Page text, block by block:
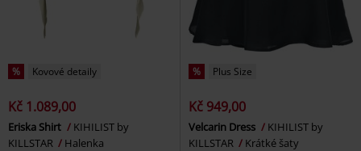
% Kovové detaily
Kč 1.089,00
Eriska Shirt
KIHILIST by
KILLSTAR
Halenka
% Plus Size
Kč 949,00
Velcarin Dress
KIHILIST by
KILLSTAR
Krátké šaty